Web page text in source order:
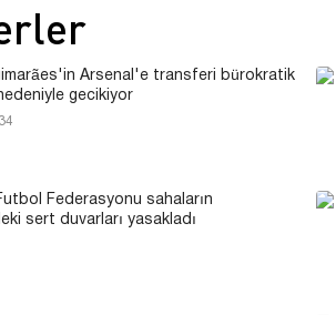
Arsenal'e transferi bürokratik
gecikiyor
Federasyonu sahaların
sert duvarları yasakladı